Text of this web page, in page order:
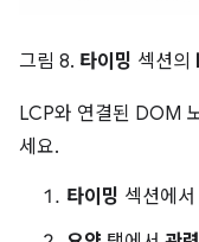
그림 8. 타이밍 섹션의
LCP와 연결된 DOM
세요.
타이밍 섹션에서